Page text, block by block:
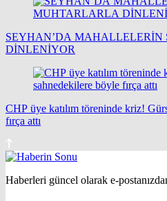
SEYHAN’DA MAHALLELERİN
DİNLENİYOR
CHP üye katılım töreninde kriz!
fırça attı
Haberleri güncel olarak e-